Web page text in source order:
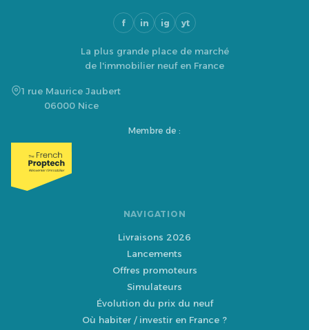
f in ig yt
La plus grande place de marché
de l'immobilier neuf en France
1 rue Maurice Jaubert
06000 Nice
Membre de :
NAVIGATION
Livraisons 2026
Lancements
Offres promoteurs
Simulateurs
Évolution du prix du neuf
Où habiter / investir en France ?